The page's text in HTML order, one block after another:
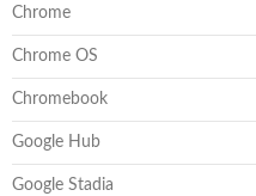
Chrome
Chrome OS
Chromebook
Google Hub
Google Stadia